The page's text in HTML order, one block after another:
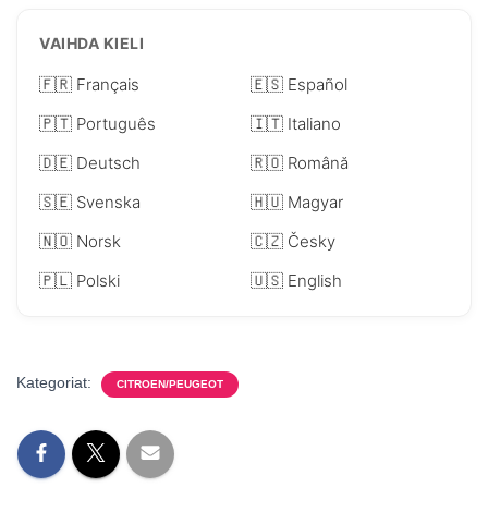
VAIHDA KIELI
🇫🇷 Français
🇪🇸 Español
🇵🇹 Português
🇮🇹 Italiano
🇩🇪 Deutsch
🇷🇴 Română
🇸🇪 Svenska
🇭🇺 Magyar
🇳🇴 Norsk
🇨🇿 Česky
🇵🇱 Polski
🇺🇸 English
Kategoriat: CITROEN/PEUGEOT